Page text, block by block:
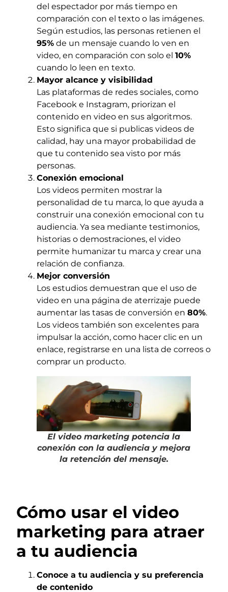
del espectador por más tiempo en
comparación con el texto o las imágenes.
Según estudios, las personas retienen el
95% de un mensaje cuando lo ven en
video, en comparación con solo el10%
cuando lo leen en texto.
Mayor alcance y visibilidad
Las plataformas de redes sociales, como
Facebook e Instagram, priorizan el
contenido en video en sus algoritmos.
Esto significa que si publicas videos de
calidad, hay una mayor probabilidad de
que tu contenido sea visto por más
personas.
Conexión emocional
Los videos permiten mostrar la
personalidad de tu marca, lo que ayuda a
construir una conexión emocional con tu
audiencia. Ya sea mediante testimonios,
historias o demostraciones, el video
permite humanizar tu marca y crear una
relación de confianza.
Mejor conversión
Los estudios demuestran que el uso de
video en una página de aterrizaje puede
aumentar las tasas de conversión en80%.
Los videos también son excelentes para
impulsar la acción, como hacer clic en un
enlace, registrarse en una lista de correos o
comprar un producto.
El video marketing potencia la
conexión con la audiencia y mejora
la retención del mensaje.
Cómo usar el video
marketing para atraer
a tu audiencia
Conoce a tu audiencia y su preferencia
de contenido